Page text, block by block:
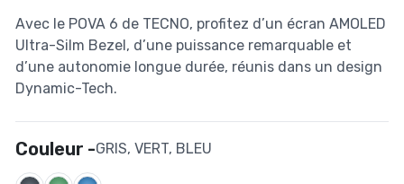
Avec le POVA 6 de TECNO, profitez d’un écran AMOLED
Ultra-Silm Bezel, d’une puissance remarquable et
d’une autonomie longue durée, réunis dans un design
Dynamic-Tech.
Couleur -GRIS, VERT, BLEU